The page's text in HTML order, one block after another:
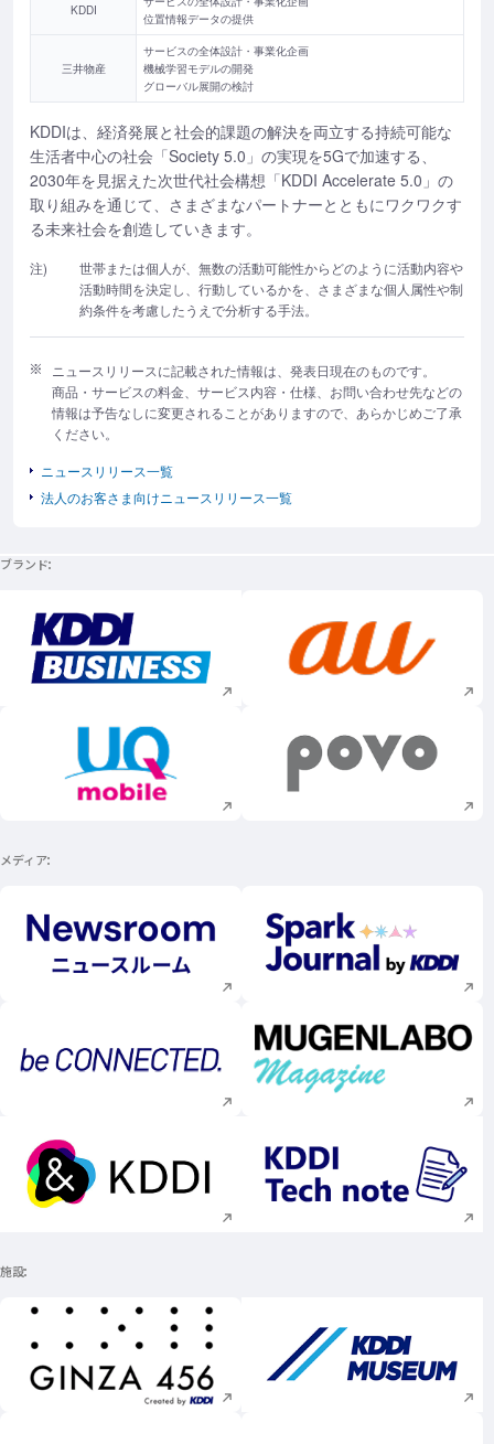
KDDI
位置情報データの提供
三井物産
サービスの全体設計・事業化企画
機械学習モデルの開発
グローバル展開の検討
KDDIは、経済発展と社会的課題の解決を両立する持続可能な
生活者中心の社会「Society 5.0」の実現を5Gで加速する、
2030年を見据えた次世代社会構想「KDDI Accelerate 5.0」の
取り組みを通じて、さまざまなパートナーとともにワクワクす
る未来社会を創造していきます。
注)
世帯または個人が、無数の活動可能性からどのように活動内容や
活動時間を決定し、行動しているかを、さまざまな個人属性や制
約条件を考慮したうえで分析する手法。
ニュースリリースに記載された情報は、発表日現在のものです。
商品・サービスの料金、サービス内容・仕様、お問い合わせ先などの
情報は予告なしに変更されることがありますので、あらかじめご了承
ください。
ニュースリリース一覧
法人のお客さま向けニュースリリース一覧
ブランド
新規ウィンドウで開く 新規ウィンドウで
新規ウィンドウで開く 新規ウィンドウで
メディア
新規ウィンドウで開く 新規ウィンドウで
新規ウィンドウで開く 新規ウィンドウで
新規ウィンドウで開く 新規ウィンドウで
施設
新規ウィンドウで開く 新規ウィンドウで